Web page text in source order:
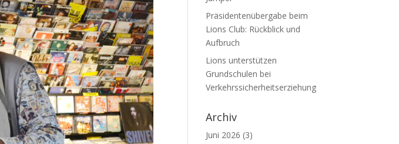
Präsidentenübergabe beim
Lions Club: Rückblick und
Aufbruch
Lions unterstützen
Grundschulen bei
Verkehrssicherheitserziehung
Archiv
Juni 2026 (3)